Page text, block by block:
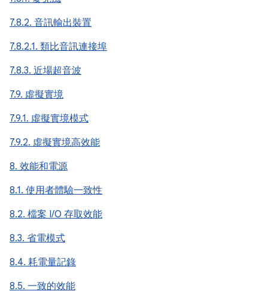
7.8.2. 音訊輸出裝置
7.8.2.1. 類比音訊連接埠
7.8.3. 近場超音波
7.9. 虛擬實境
7.9.1. 虛擬實境模式
7.9.2. 虛擬實境高效能
8. 效能和電源
8.1. 使用者體驗一致性
8.2. 檔案 I/O 存取效能
8.3. 省電模式
8.4. 耗電量記錄
8.5. 一致的效能